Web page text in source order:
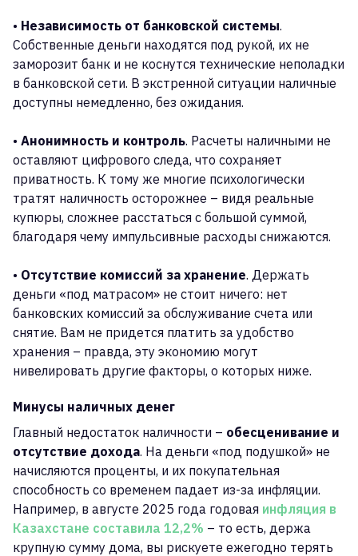
• Независимость от банковской системы.
Собственные деньги находятся под рукой, их не
заморозит банк и не коснутся технические неполадки
в банковской сети. В экстренной ситуации наличные
доступны немедленно, без ожидания.
• Анонимность и контроль. Расчеты наличными не
оставляют цифрового следа, что сохраняет
приватность. К тому же многие психологически
тратят наличность осторожнее – видя реальные
купюры, сложнее расстаться с большой суммой,
благодаря чему импульсивные расходы снижаются.
• Отсутствие комиссий за хранение. Держать
деньги «под матрасом» не стоит ничего: нет
банковских комиссий за обслуживание счета или
снятие. Вам не придется платить за удобство
хранения – правда, эту экономию могут
нивелировать другие факторы, о которых ниже.
Минусы наличных денег
Главный недостаток наличности – обесценивание и
отсутствие дохода. На деньги «под подушкой» не
начисляются проценты, и их покупательная
способность со временем падает из-за инфляции.
Например, в августе 2025 года годовая инфляция в
Казахстане составила 12,2% – то есть, держа
крупную сумму дома, вы рискуете ежегодно терять